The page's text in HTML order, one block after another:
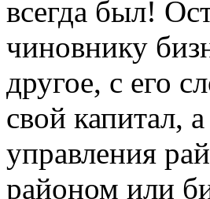
всегда был!
чиновнику
другое, с его
свой капитал,
управления
районом или